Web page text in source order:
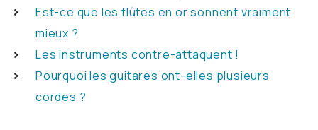
Est-ce que les flûtes en or sonnent vraiment
mieux ?
Les instruments contre-attaquent !
Pourquoi les guitares ont-elles plusieurs
cordes ?